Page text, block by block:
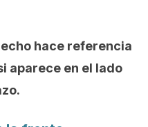
hace referencia
aparece en el lado